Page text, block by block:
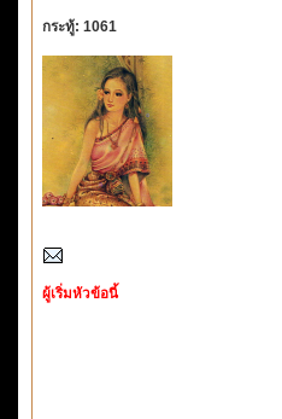
กระทู้: 1061
ผู้เริ่มหัวข้อนี้